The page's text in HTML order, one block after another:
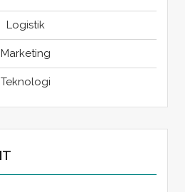
Logistik
Marketing
Teknologi